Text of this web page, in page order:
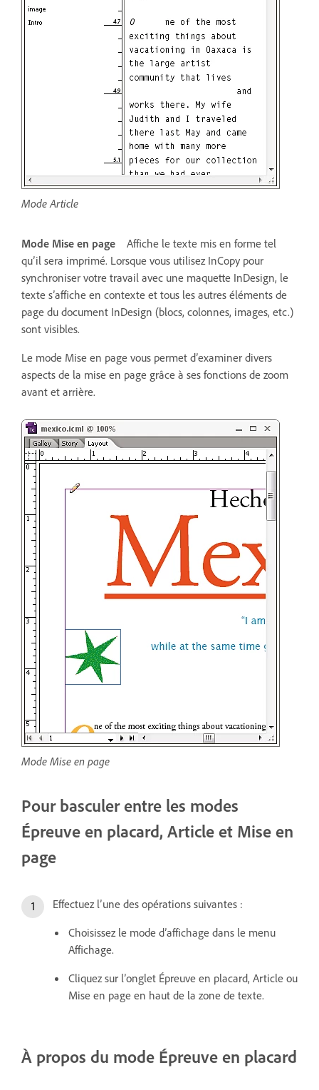
Mode Article
Mode Mise en page
Affiche le texte mis en forme tel
qu’il sera imprimé. Lorsque vous utilisez InCopy pour
synchroniser votre travail avec une maquette InDesign, le
texte s’affiche en contexte et tous les autres éléments de
page du document InDesign (blocs, colonnes, images, etc.)
sont visibles.
Le mode Mise en page vous permet d’examiner divers
aspects de la mise en page grâce à ses fonctions de zoom
avant et arrière.
Mode Mise en page
Pour basculer entre les modes
Épreuve en placard, Article et Mise en
page
Effectuez l’une des opérations suivantes :
Choisissez le mode d’affichage dans le menu
Affichage.
Cliquez sur l’onglet Épreuve en placard, Article ou
Mise en page en haut de la zone de texte.
À propos du mode Épreuve en placard